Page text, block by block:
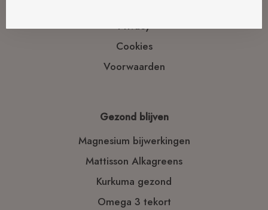
Privacy
Cookies
Voorwaarden
Gezond blijven
Magnesium bijwerkingen
Mattisson Alkagreens
Kurkuma gezond
Omega 3 tekort